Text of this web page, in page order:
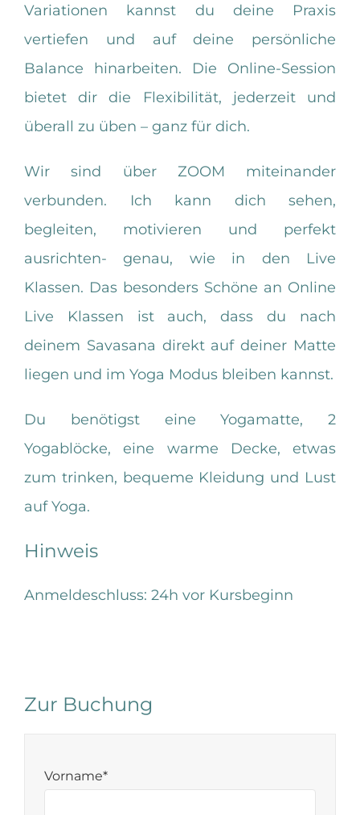
Variationen kannst du deine Praxis
vertiefen und auf deine persönliche
Balance hinarbeiten. Die Online-Session
bietet dir die Flexibilität, jederzeit und
überall zu üben – ganz für dich.
Wir sind über ZOOM miteinander
verbunden. Ich kann dich sehen,
begleiten, motivieren und perfekt
ausrichten- genau, wie in den Live
Klassen. Das besonders Schöne an Online
Live Klassen ist auch, dass du nach
deinem Savasana direkt auf deiner Matte
liegen und im Yoga Modus bleiben kannst.
Du benötigst eine Yogamatte, 2
Yogablöcke, eine warme Decke, etwas
zum trinken, bequeme Kleidung und Lust
auf Yoga.
Hinweis
Anmeldeschluss: 24h vor Kursbeginn
Zur Buchung
Vorname*